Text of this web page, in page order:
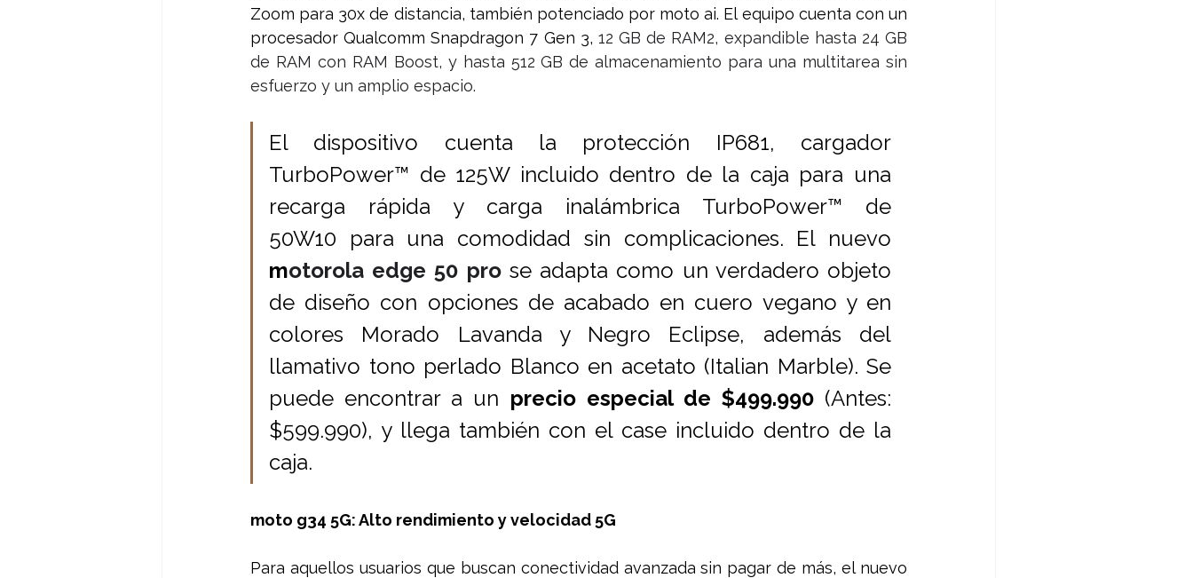
Zoom para 30x de distancia, también potenciado por moto ai. El equipo cuenta con un
procesador Qualcomm Snapdragon 7 Gen 3, 12 GB de RAM2, expandible hasta 24 GB
de RAM con RAM Boost, y hasta 512 GB de almacenamiento para una multitarea sin
esfuerzo y un amplio espacio.
El dispositivo cuenta la protección IP681, cargador
TurboPower™ de 125W incluido dentro de la caja para una
recarga rápida y carga inalámbrica TurboPower™ de
motorola edge 50 pro se adapta como un verdadero objeto
de diseño con opciones de acabado en cuero vegano y en
colores Morado Lavanda y Negro Eclipse, además del
llamativo tono perlado Blanco en acetato (Italian Marble). Se
puede encontrar a un precio especial de $499.990 (Antes:
$599.990), y llega también con el case incluido dentro de la
caja.
moto g34 5G: Alto rendimiento y velocidad 5G